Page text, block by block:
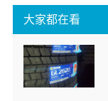
大家都在看